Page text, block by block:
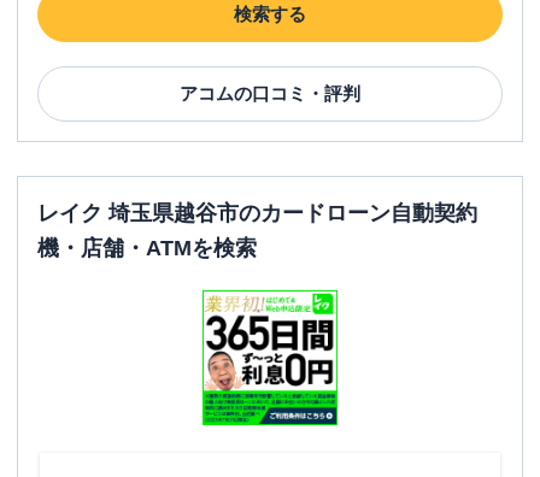
検索する
アコムの口コミ・評判
レイク 埼玉県越谷市のカードローン自動契約
機・店舗・ATMを検索